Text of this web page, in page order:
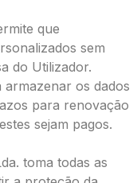
que
sem
do Utilizador.
os dados
para renovação
sejam pagos.
toma todas as